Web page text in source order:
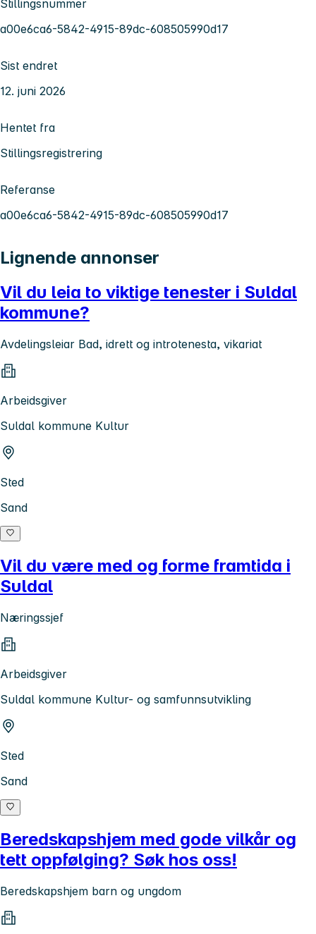
Stillingsnummer
a00e6ca6-5842-4915-89dc-608505990d17
Sist endret
12. juni 2026
Hentet fra
Stillingsregistrering
Referanse
a00e6ca6-5842-4915-89dc-608505990d17
Lignende annonser
Vil du leia to viktige tenester i Suldal
kommune?
Avdelingsleiar Bad, idrett og introtenesta, vikariat
Arbeidsgiver
Suldal kommune Kultur
Sted
Sand
Vil du være med og forme framtida i
Suldal
Næringssjef
Arbeidsgiver
Suldal kommune Kultur- og samfunnsutvikling
Sted
Sand
Beredskapshjem med gode vilkår og
tett oppfølging? Søk hos oss!
Beredskapshjem barn og ungdom